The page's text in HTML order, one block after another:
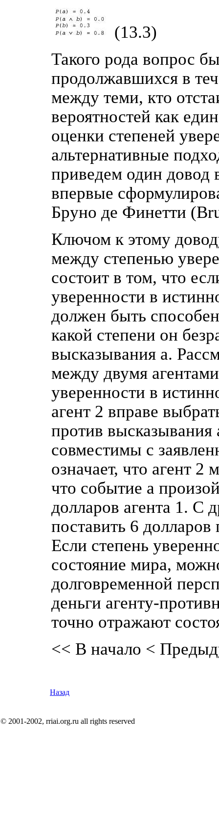
(13.3)
Такого рода вопрос
продолжавшихся в
между теми, кто
вероятностей как
оценки степеней
альтернативные
приведем один довод
впервые
Бруно де Финетти
Ключом к этому
между степенью
состоит в том, что
уверенности в
должен быть
какой степени он
высказывания а.
между двумя
уверенности в
агент 2 вправе
против
совместимы с
означает, что агент 2
что событие а
долларов агента 1. С
поставить 6
Если степень
состояние мира,
долговременной
деньги агенту-
точно отражают
<< В начало <
Назад
© 2001-2002, rriai.org.ru all rights reserved